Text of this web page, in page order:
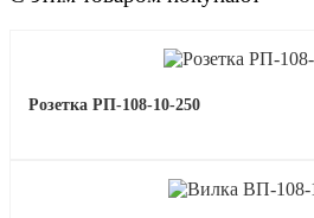
Розетка РП-108-10-250